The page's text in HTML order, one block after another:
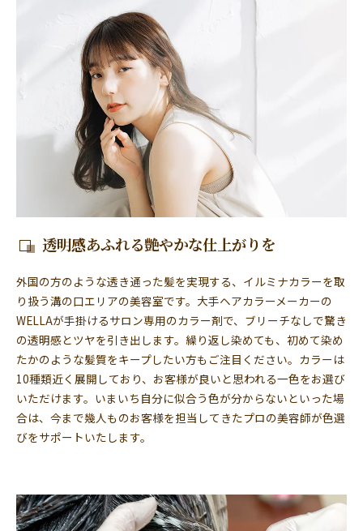
透明感あふれる艶やかな仕上がりを
外国の方のような透き通った髪を実現する、イルミナカラーを取
り扱う溝の口エリアの美容室です。大手ヘアカラーメーカーの
WELLAが手掛けるサロン専用のカラー剤で、ブリーチなしで驚き
の透明感とツヤを引き出します。繰り返し染めても、初めて染め
たかのような髪質をキープしたい方もご注目ください。カラーは
10種類近く展開しており、お客様が良いと思われる一色をお選び
いただけます。いまいち自分に似合う色が分からないといった場
合は、今まで幾人ものお客様を担当してきたプロの美容師が色選
びをサポートいたします。